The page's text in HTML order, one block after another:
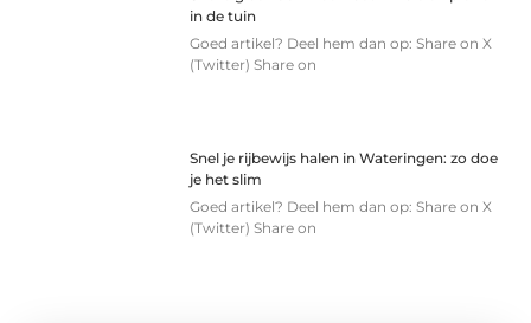
in de tuin
Goed artikel? Deel hem dan op: Share on X
(Twitter) Share on
Snel je rijbewijs halen in Wateringen: zo doe
je het slim
Goed artikel? Deel hem dan op: Share on X
(Twitter) Share on